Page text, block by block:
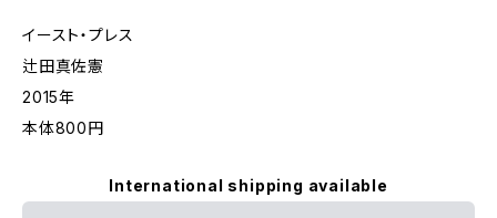
イースト・プレス
辻田真佐憲
2015年
本体800円
International shipping available